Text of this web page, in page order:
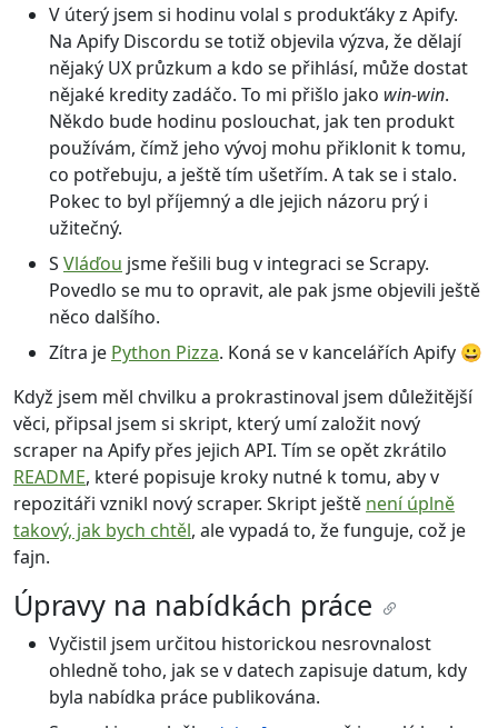
V úterý jsem si hodinu volal s produkťáky z Apify.
Na Apify Discordu se totiž objevila výzva, že dělají
nějaký UX průzkum a kdo se přihlásí, může dostat
nějaké kredity zadáčo. To mi přišlo jako win-win.
Někdo bude hodinu poslouchat, jak ten produkt
používám, čímž jeho vývoj mohu přiklonit k tomu,
co potřebuju, a ještě tím ušetřím. A tak se i stalo.
Pokec to byl příjemný a dle jejich názoru prý i
užitečný.
S Vláďou jsme řešili bug v integraci se Scrapy.
Povedlo se mu to opravit, ale pak jsme objevili ještě
něco dalšího.
Zítra je Python Pizza. Koná se v kancelářích Apify 😀
Když jsem měl chvilku a prokrastinoval jsem důležitější
věci, připsal jsem si skript, který umí založit nový
scraper na Apify přes jejich API. Tím se opět zkrátilo
README, které popisuje kroky nutné k tomu, aby v
repozitáři vznikl nový scraper. Skript ještě není úplně
takový, jak bych chtěl, ale vypadá to, že funguje, což je
fajn.
Úpravy na nabídkách práce
Vyčistil jsem určitou historickou nesrovnalost
ohledně toho, jak se v datech zapisuje datum, kdy
byla nabídka práce publikována.